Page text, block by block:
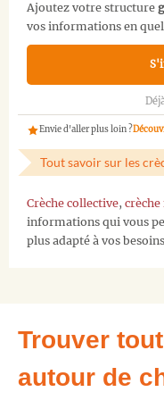
Ajoutez votre structure
vos informations en
Envie d'aller plus loin ?
Tout savoir sur les
Crèche collective,
informations qui vous
plus adapté à vos besoins
Trouver
autour de